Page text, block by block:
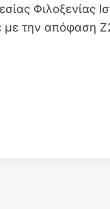
Φιλοξενίας
με την απόφαση